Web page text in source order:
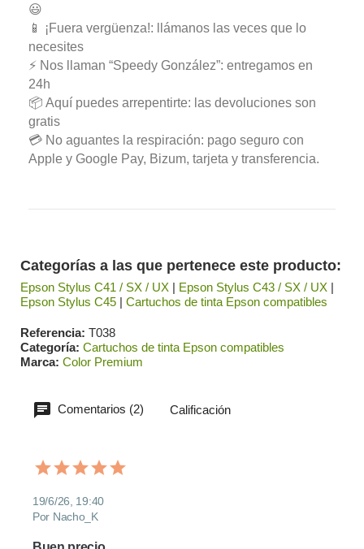
😃
📱 ¡Fuera vergüenza!: llámanos las veces que lo
necesites
⚡ Nos llaman “Speedy González”: entregamos en
24h
📦 Aquí puedes arrepentirte: las devoluciones son
gratis
💳 No aguantes la respiración: pago seguro con
Apple y Google Pay, Bizum, tarjeta y transferencia.
Categorías a las que pertenece este producto:
Epson Stylus C41 / SX / UX | Epson Stylus C43 / SX / UX |
Epson Stylus C45 | Cartuchos de tinta Epson compatibles
Referencia T038
Categoría Cartuchos de tinta Epson compatibles
Marca Color Premium
Comentarios (2) Calificación
19/6/26, 19:40
Por Nacho_K